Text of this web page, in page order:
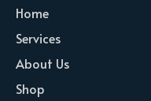
Home
Services
About Us
Shop